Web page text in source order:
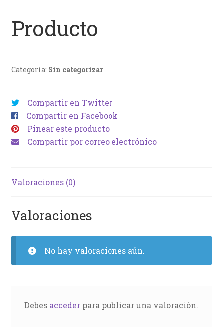
Producto
Categoría: Sin categorizar
Compartir en Twitter
Compartir en Facebook
Pinear este producto
Compartir por correo electrónico
Valoraciones (0)
Valoraciones
No hay valoraciones aún.
Debes accederpara publicar una valoración.